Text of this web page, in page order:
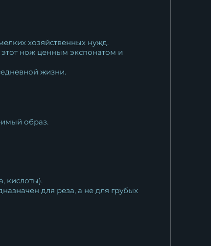
хозяйственных нужд.
нож ценным экспонатом и
жизни.
образ.
кислоты).
для реза, а не для грубых